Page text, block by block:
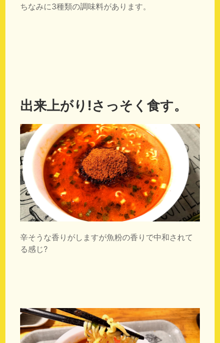
ちなみに3種類の調味料があります。
出来上がり!さっそく食す。
辛そうな香りがしますが魚粉の香りで中和されて
る感じ?